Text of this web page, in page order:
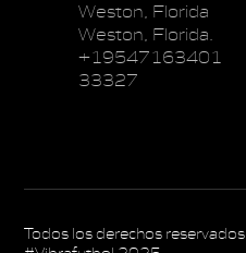
Weston, Florida
Weston, Florida.
+19547163401
33327
Todos los derechos reservados